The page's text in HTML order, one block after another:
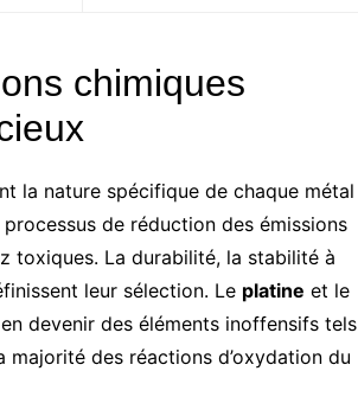
chimiques
la nature spécifique de chaque métal
de réduction des émissions
toxiques. La durabilité, la stabilité à
leur sélection. Le platine et le
devenir des éléments inoffensifs tels
majorité des réactions d’oxydation du